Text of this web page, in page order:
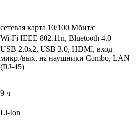
сетевая карта 10/100 Мбит/c
Wi-Fi IEEE 802.11n, Bluetooth 4.0
USB 2.0x2, USB 3.0, HDMI, вход
микр./вых. на наушники Combo, LAN
(RJ-45)
9 ч
Li-Ion